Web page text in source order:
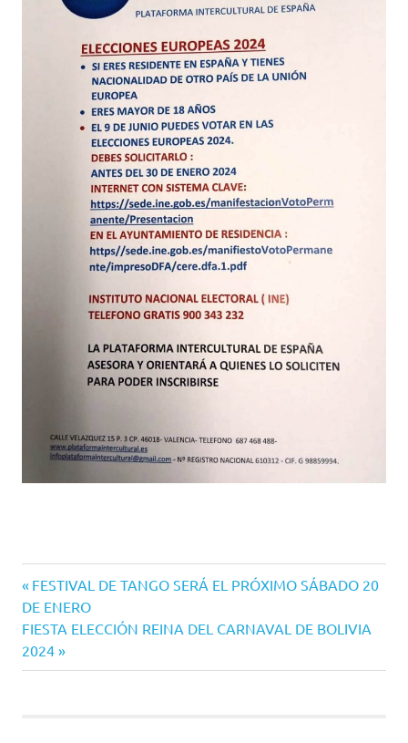
Navegación
de
entradas
Entrada
anterior:
FESTIVAL DE TANGO SERÁ EL PRÓXIMO SÁBADO 20
DE ENERO
Siguiente
entrada:
FIESTA ELECCIÓN REINA DEL CARNAVAL DE BOLIVIA
2024